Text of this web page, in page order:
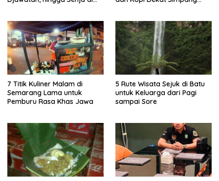
7 Titik Kuliner Malam di
Semarang Lama untuk
Pemburu Rasa Khas Jawa
5 Rute Wisata Sejuk di Batu
untuk Keluarga dari Pagi
sampai Sore